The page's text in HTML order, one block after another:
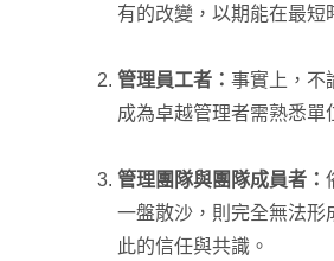
有的改變，以期能在最短
管理員工者： 事實上，不
成為卓越管理者需熟悉單
管理團隊與團隊成員者：
一盤散沙，則完全無法形
此的信任與共識。